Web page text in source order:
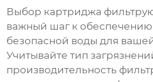
Выбор картриджа
важный шаг к обеспечению
безопасной воды для
Учитывайте тип
производительность